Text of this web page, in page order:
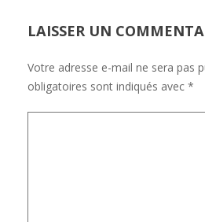
LAISSER UN
Votre adresse e-mail ne sera pas
obligatoires sont indiqués avec *